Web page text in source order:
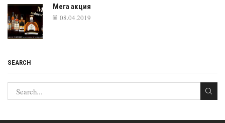
Мега акция
08.04.2019
SEARCH